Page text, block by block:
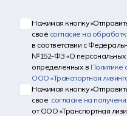
Нажимая кнопку
своё согласие на
в соответствии с
№152-ФЗ «О персональных
определенных в Политике
ООО «Транспортная
Нажимая кнопку
свое согласие на
от ООО «Транспортная